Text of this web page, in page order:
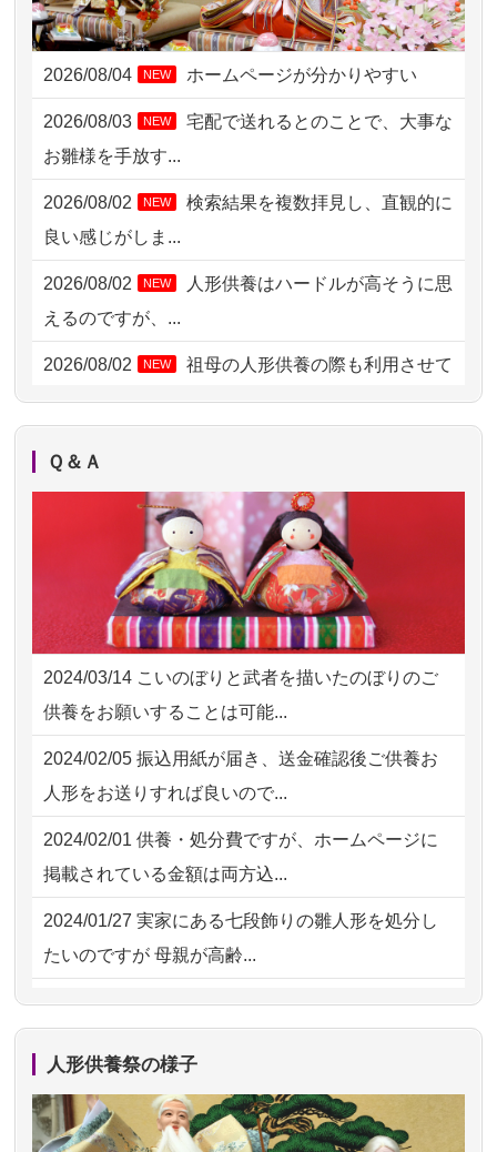
2026/08/04 14:04 東京都の方からお申込み
2026/08/04 00:38 中野区の方からお申込み
2026/08/03 21:17 愛知県の方からお申込み
2026/08/02 10:39 神奈川の方からお申込み
2026/08/02 09:15
2026/08/02 06:46 相模原の方からお申込み
2026/08/01 19:28 東京都の方からお申込み
2026/08/01 17:10
2026/08/01 11:07 さいたの方からお申込み
2026/07/31 17:28 栃木県の方からお申込み
2026/07/31 12:32 東京都の方からお申込み
2026/07/31 10:29 京都市の方からお申込み
2026/07/31 08:41 埼玉県の方からお申込み
2026/07/30 22:27 墨田区の方からお申込み
2026/08/04 NEW ホームページが分かりやすい
2026/08/03 NEW
宅配で送れるとのことで、大事な
お雛様を手放す...
2026/08/02 NEW
検索結果を複数拝見し、直観的に
良い感じがしま...
2026/08/02 NEW
人形供養はハードルが高そうに思
えるのですが、...
2026/08/02 NEW
祖母の人形供養の際も利用させて
いただき安心感がある
供養の内容（料金や送り方等）がとて
も丁寧に説...
2026/07/18つい先日も利用させていただきまし
た。 手続...
2026/07/18 大切にしていたお人形をきちんと供養
してくださ...
2026/07/15 子供の頃から可愛がってきた七段飾り
の雛人形で...
2026/07/15 お客様の声を読み、丁寧に供養してい
ただけそう...
2026/07/13 遠方からでもご依頼出来る点と申込ま
での方法が...
2026/07/10家から近かったので。
2026/07/08誰も住んでいない実家の片付けを始め
Ｑ＆Ａ
2024/03/14 こいのぼりと武者を描いたのぼりのご
供養をお願いすることは可能...
2024/02/05 振込用紙が届き、送金確認後ご供養お
人形をお送りすれば良いので...
2024/02/01 供養・処分費ですが、ホームページに
掲載されている金額は両方込...
2024/01/27 実家にある七段飾りの雛人形を処分し
たいのですが 母親が高齢...
2024/01/13剥製の供養・処分をお願いできます
ですが？
人形供養祭の様子